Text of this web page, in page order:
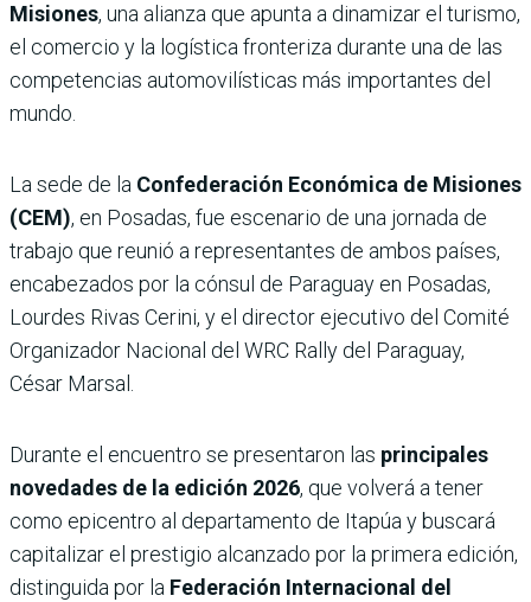
Misiones, una alianza que apunta a dinamizar el turismo,
el comercio y la logística fronteriza durante una de las
competencias automovilísticas más importantes del
mundo.
La sede de la Confederación Económica de Misiones
(CEM), en Posadas, fue escenario de una jornada de
trabajo que reunió a representantes de ambos países,
encabezados por la cónsul de Paraguay en Posadas,
Lourdes Rivas Cerini, y el director ejecutivo del Comité
Organizador Nacional del WRC Rally del Paraguay,
César Marsal.
Durante el encuentro se presentaron las principales
novedades de la edición 2026, que volverá a tener
como epicentro al departamento de Itapúa y buscará
capitalizar el prestigio alcanzado por la primera edición,
distinguida por la Federación Internacional del